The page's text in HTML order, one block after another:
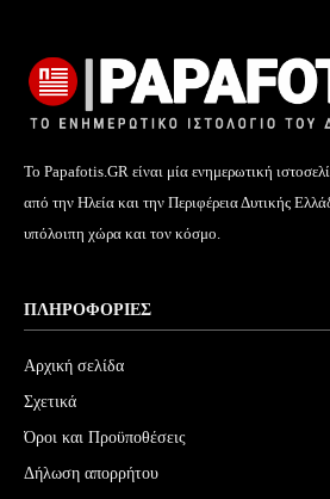
Το Papafotis.GR είναι μία ενημερωτική
από την Ηλεία και την Περιφέρεια Δυτικής
υπόλοιπη χώρα και τον κόσμο.
ΠΛΗΡΟΦΟΡΊΕΣ
Αρχική σελίδα
Σχετικά
Όροι και Προϋποθέσεις
Δήλωση απορρήτου